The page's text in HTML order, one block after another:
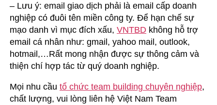
– Lưu ý: email giao dịch phải là email cấp doanh
nghiệp có đuôi tên miền công ty. Để hạn chế sự
mạo danh vì mục đích xấu, VNTBD không hỗ trợ
email cá nhân như: gmail, yahoo mail, outlook,
hotmail,…Rất mong nhận được sự thông cảm và
thiện chí hợp tác từ quý doanh nghiệp.
Mọi nhu cầu tổ chức team building chuyên nghiệp,
chất lượng, vui lòng liên hệ Việt Nam Team